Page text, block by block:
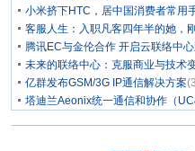
小米挤下HTC，居中国消费者常用
客服人生：入职凡客四年半的她，
腾讯EC与金伦合作 开启云联络中
未来的联络中心：克服商业与技术
亿群发布GSM/3G IP通信解决方案
塔迪兰Aeonix统一通信和协作（